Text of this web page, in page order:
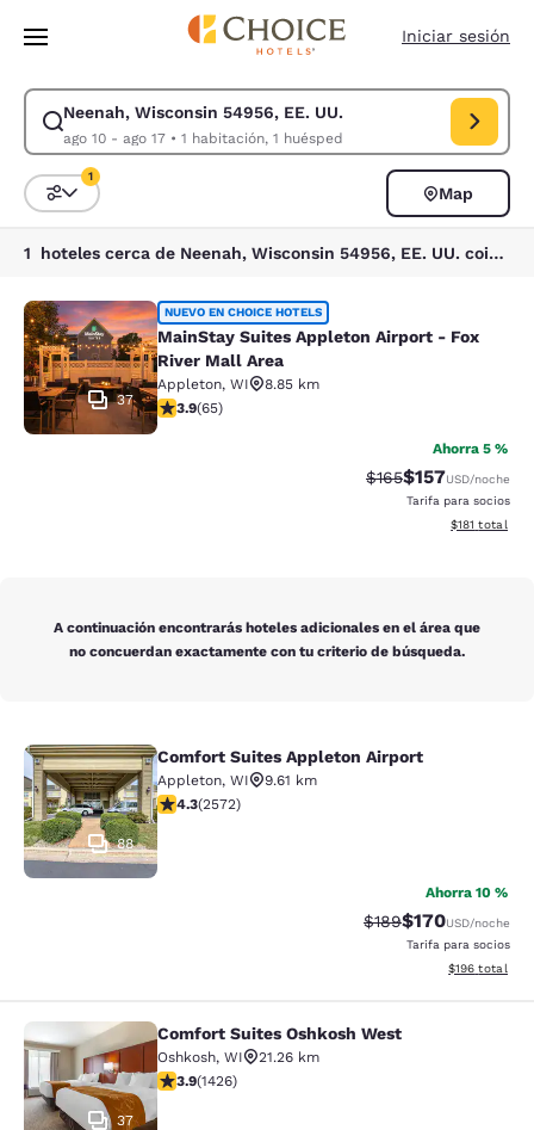
Saltar A Contenido Principal
Iniciar sesión
Neenah, Wisconsin 54956, EE. UU.
ago 10 - ago 17• 1 habitación, 1 huésped
Modificar búsqueda para Neenah, Wisconsin 54956, EE. UU.. Fecha
Ordenar y filtrar
1
Map
1 hoteles cerca de Neenah, Wisconsin 54956, EE. UU. coinciden con tus filtros
MainStay Suites Appleton Airport -
37
NUEVO EN CHOICE HOTELS
MainStay Suites Appleton Airport - Fox
River Mall Area
Appleton, WI
8.85 km
Calificación de 3.88 estrellas. Bueno. 65 reseñas
3.9(65)
Ahorra 5 %
Tarifa tachada:
$165Tarifa reducida:
$157USD/noche
Tarifa para socios
Ver detalles
$181 total
A continuación encontrarás hoteles adicionales en el área que
no concuerdan exactamente con tu criterio de búsqueda.
Comfort Suites Appleton Airport
88
Comfort Suites Appleton Airport
Appleton, WI
9.61 km
Calificación de 4.25 estrellas. Excelente. 2572
4.3(2572)
Ahorra 10 %
Tarifa tachada:
$189Tarifa reducida:
$170USD/noche
Tarifa para socios
Ver detalles
$196 total
Comfort Suites Oshkosh West
37
Comfort Suites Oshkosh West
Oshkosh, WI
21.26 km
Calificación de 3.87 estrellas. Bueno. 1426 reseñas
3.9(1426)